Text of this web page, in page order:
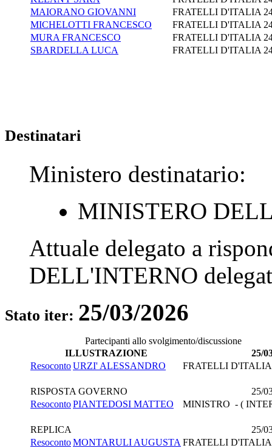
MAIORANO GIOVANNI
FRATELLI D'ITALIA
MICHELOTTI FRANCESCO
FRATELLI D'ITALIA
MURA FRANCESCO
FRATELLI D'ITALIA
SBARDELLA LUCA
FRATELLI D'ITALIA
Destinatari
Ministero destinatario:
MINISTERO
Attuale delegato a
DELL'INTERNO
Stato iter: 25/03/2026
Partecipanti allo svolgimento/discussione
ILLUSTRAZIONE
25/
ResocontoURZI' ALESSANDRO FRATELLI D'ITALIA
RISPOSTA GOVERNO
25/
ResocontoPIANTEDOSI MATTEO MINISTRO - (
REPLICA
25/
ResocontoMONTARULI AUGUSTA FRATELLI D'ITALIA